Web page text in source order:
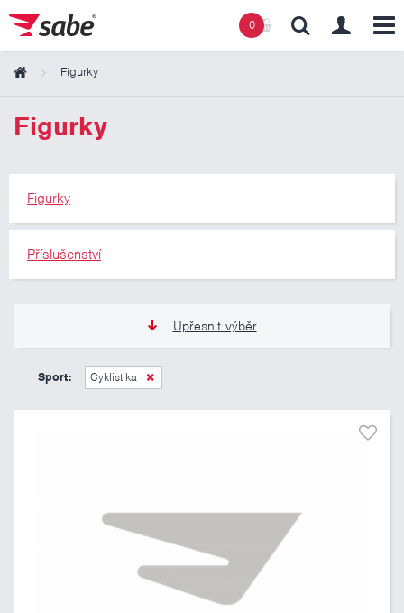
0
Figurky
Figurky
Figurky
Příslušenství
Upřesnit výběr
105 Kč
Sport: Cyklistika
Obsah košíku